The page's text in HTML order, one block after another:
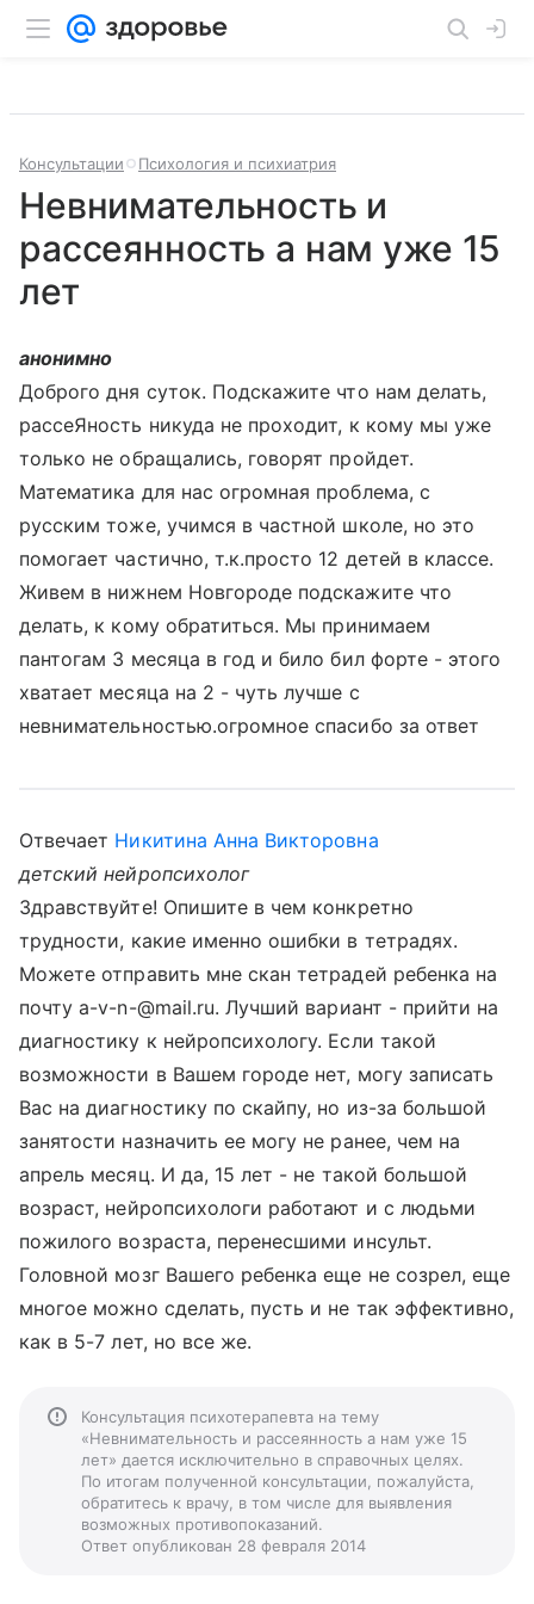
Консультации Психология и психиатрия
Невнимательность и
рассеянность а нам уже 15
лет
анонимно
Доброго дня суток. Подскажите что нам делать,
рассеЯность никуда не проходит, к кому мы уже
только не обращались, говорят пройдет.
Математика для нас огромная проблема, с
русским тоже, учимся в частной школе, но это
помогает частично, т.к.просто 12 детей в классе.
Живем в нижнем Новгороде подскажите что
делать, к кому обратиться. Мы принимаем
пантогам 3 месяца в год и било бил форте - этого
хватает месяца на 2 - чуть лучше с
невнимательностью.огромное спасибо за ответ
Отвечает Никитина Анна Викторовна
детский нейропсихолог
Здравствуйте! Опишите в чем конкретно
трудности, какие именно ошибки в тетрадях.
Можете отправить мне скан тетрадей ребенка на
почту a-v-n-@mail.ru. Лучший вариант - прийти на
диагностику к нейропсихологу. Если такой
возможности в Вашем городе нет, могу записать
Вас на диагностику по скайпу, но из-за большой
занятости назначить ее могу не ранее, чем на
апрель месяц. И да, 15 лет - не такой большой
возраст, нейропсихологи работают и с людьми
пожилого возраста, перенесшими инсульт.
Головной мозг Вашего ребенка еще не созрел, еще
многое можно сделать, пусть и не так эффективно,
как в 5-7 лет, но все же.
Консультация психотерапевта на тему
«Невнимательность и рассеянность а нам уже 15
лет» дается исключительно в справочных целях.
По итогам полученной консультации, пожалуйста,
обратитесь к врачу, в том числе для выявления
возможных противопоказаний.
Ответ опубликован 28 февраля 2014